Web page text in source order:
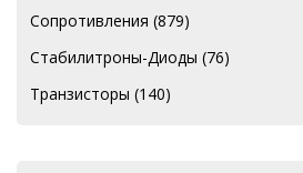
Сопротивления (879)
Стабилитроны-Диоды (76)
Транзисторы (140)